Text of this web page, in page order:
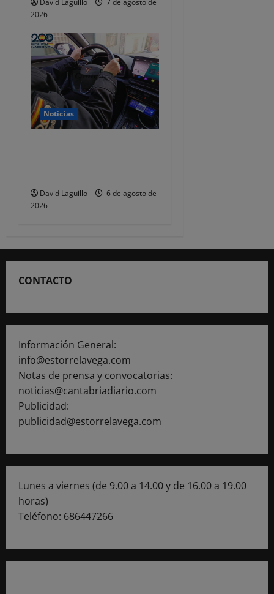
2026
Noticias
David Laguillo
6 de agosto de
2026
CONTACTO
Información General:
info@estorrelavega.com
Notas de prensa y convocatorias:
noticias@cantabriadiario.com
Publicidad:
publicidad@estorrelavega.com
Lunes a viernes (de 9.00 a 14.00 y de 16.00 a 19.00
horas)
Teléfono: 686447266